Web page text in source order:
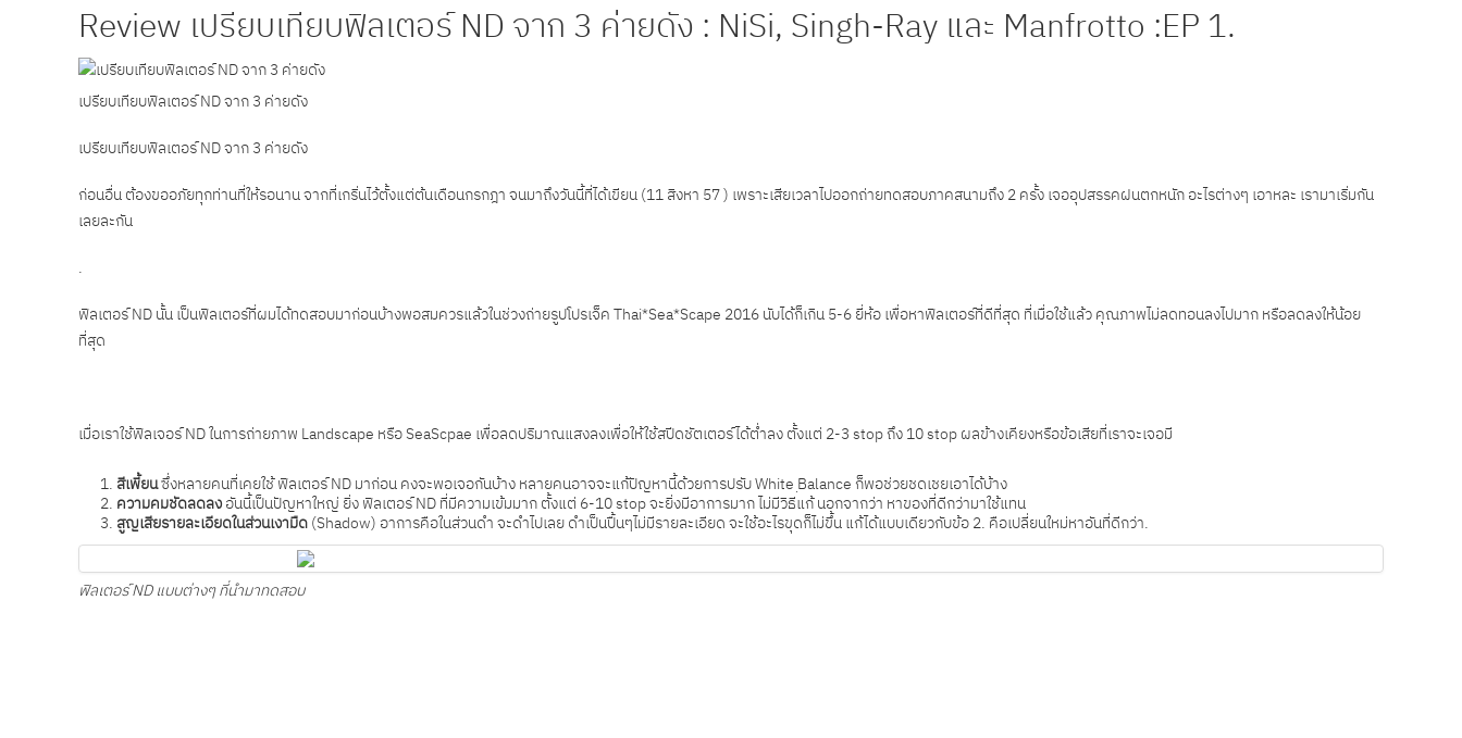
Review เปรียบเทียบฟิลเตอร์ ND จาก 3 ค่ายดัง : NiSi, Singh-Ray และ Manfrotto :EP 1.
เปรียบเทียบฟิลเตอร์ ND จาก 3 ค่ายดัง
เปรียบเทียบฟิลเตอร์ ND จาก 3 ค่ายดัง
ก่อนอื่น ต้องขออภัยทุกท่านที่ให้รอนาน จากที่เกริ่นไว้ตั้งแต่ต้นเดือนกรกฎา จนมาถึงวันนี้ที่ได้เขียน (11 สิงหา 57 ) เพราะเสียเวลาไปออกถ่ายทดสอบภาคสนามถึง 2 ครั้ง เจออุปสรรคฝนตกหนัก อะไรต่างๆ เอาหละ เรามาเริ่มกัน
เลยละกัน
.
ฟิลเตอร์ ND นั้น เป็นฟิลเตอร์ที่ผมได้ทดสอบมาก่อนบ้างพอสมควรแล้วในช่วงถ่ายรูปโปรเจ็ค Thai*Sea*Scape 2016 นับได้ก็เกิน 5-6 ยี่ห้อ เพื่อหาฟิลเตอร์ที่ดีที่สุด ที่เมื่อใช้แล้ว คุณภาพไม่ลดทอนลงไปมาก หรือลดลงให้น้อย
ที่สุด
เมื่อเราใช้ฟิลเจอร์ ND ในการถ่ายภาพ Landscape หรือ SeaScpae เพื่อลดปริมาณแสงลงเพื่อให้ใช้สปีดชัตเตอร์ได้ต่ำลง ตั้งแต่ 2-3 stop ถึง 10 stop ผลข้างเคียงหรือข้อเสียที่เราจะเจอมี
สีเพี้ยนซึ่งหลายคนที่เคยใช้ ฟิลเตอร์ ND มาก่อน คงจะพอเจอกันบ้าง หลายคนอาจจะแก้ปัญหานี้ด้วยการปรับ White ฺBalance ก็พอช่วยชดเชยเอาได้บ้าง
ความคมชัดลดลงอันนี้เป็นปัญหาใหญ่ ยิ่ง ฟิลเตอร์ ND ที่มีความเข้มมาก ตั้งแต่ 6-10 stop จะยิ่งมีอาการมาก ไม่มีวิธีแก้ นอกจากว่า หาของที่ดีกว่ามาใช้แทน
สูญเสียรายละเอียดในส่วนเงามืด(Shadow) อาการคือในส่วนดำ จะดำไปเลย ดำเป็นปื้นๆไม่มีรายละเอียด จะใช้อะไรขุดก็ไม่ขึ้น แก้ได้แบบเดียวกับข้อ 2. คือเปลี่ยนใหม่หาอันที่ดีกว่า.
ฟิลเตอร์ ND แบบต่างๆ ที่นำมาทดสอบ